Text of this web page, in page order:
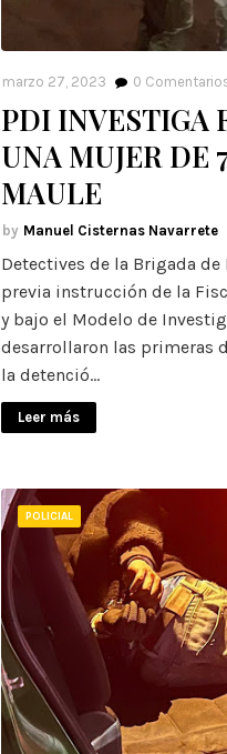
marzo 27, 2023 0
PDI INVESTIGA
UNA MUJER DE
MAULE
Manuel Cisternas Navarrete
Detectives de la Brigada de
previa instrucción de la
y bajo el Modelo de
desarrollaron las primeras
la detenció…
Leer más
POLICIAL